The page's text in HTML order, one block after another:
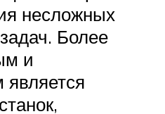
несложных
Более
и